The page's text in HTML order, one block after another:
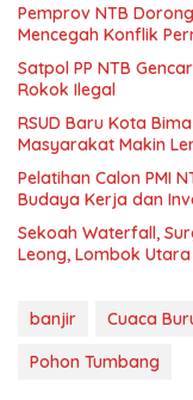
Pemprov NTB
Mencegah Konflik
Satpol PP NTB
Rokok Ilegal
RSUD Baru Kota
Masyarakat Makin
Pelatihan Calon PMI
Budaya Kerja dan
Sekoah Waterfall,
Leong, Lombok Utara
banjir Cuaca
Pohon Tumbang